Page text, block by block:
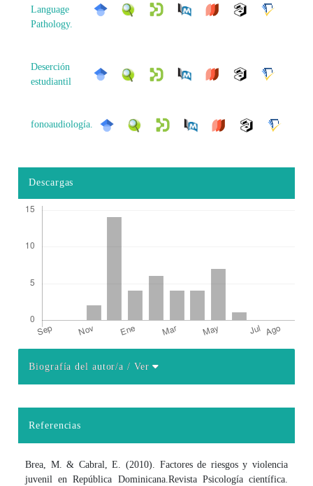
Language
Pathology.
Deserción
estudiantil
fonoaudiología.
Descargas
Biografía del autor/a/ Ver
Referencias
Brea, M. & Cabral, E. (2010). Factores de riesgos y violencia
juvenil en República Dominicana.Revista Psicología científica.